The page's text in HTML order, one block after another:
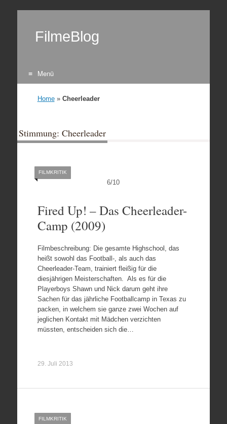
FilmeBlog
Menü
Home» Cheerleader
Stimmung: Cheerleader
6/10
FILMKRITIK
Fired Up! – Das Cheerleader-
Camp (2009)
Filmbeschreibung: Die gesamte Highschool, das
heißt sowohl das Football-, als auch das
Cheerleader-Team, trainiert fleißig für die
diesjährigen Meisterschaften. Als es für die
Playerboys Shawn und Nick darum geht ihre
Sachen für das jährliche Footballcamp in Texas zu
packen, in welchem sie ganze zwei Wochen auf
jeglichen Kontakt mit Mädchen verzichten
müssten, entscheiden sich die…
29. Juli 2013
FILMKRITIK